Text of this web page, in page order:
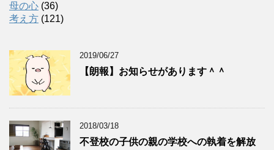
母の心 (36)
考え方 (121)
2019/06/27
【朗報】お知らせがあります＾＾
2018/03/18
不登校の子供の親の学校への執着を解放